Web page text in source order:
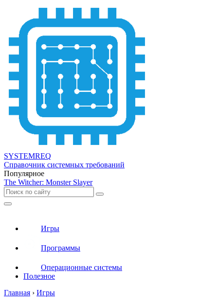
SYSTEMREQ
Справочник системных требований
Популярное
The Witcher: Monster Slayer
Игры
Программы
Операционные системы
Полезное
Главная › Игры